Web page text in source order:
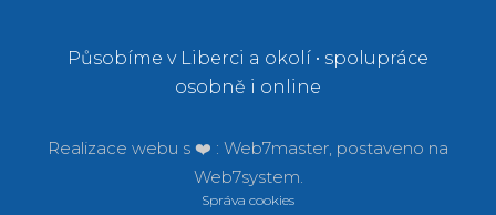
Působíme v Liberci a okolí • spolupráce
osobně i online
Realizace webu s ❤️ : Web7master, postaveno na
Web7system.
Správa cookies